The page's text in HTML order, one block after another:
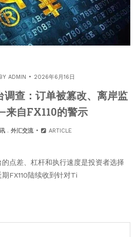
ADMIN 2026年6月16日
查：订单被篡改、离岸监
自FX110的警示
. 外汇交流 ARTICLE
点差、杠杆和执行速度是投资者选择
FX110陆续收到针对Ti